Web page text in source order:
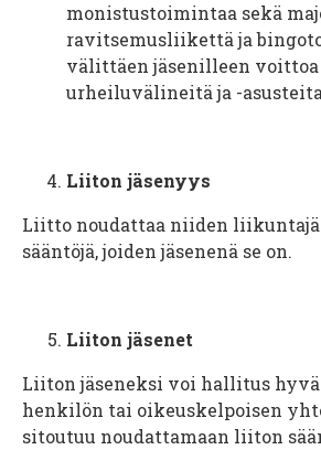
monistustoimintaa sekä
ravitsemusliikettä ja
välittäen jäsenilleen
urheiluvälineitä ja -asusteita
Liiton jäsenyys
Liitto noudattaa niiden
sääntöjä, joiden jäsenenä se on.
Liiton jäsenet
Liiton jäseneksi voi hallitus
henkilön tai oikeuskelpoisen
sitoutuu noudattamaan liiton